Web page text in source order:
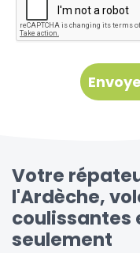
Votre
l'Ardèche,
coulissantes
seulement